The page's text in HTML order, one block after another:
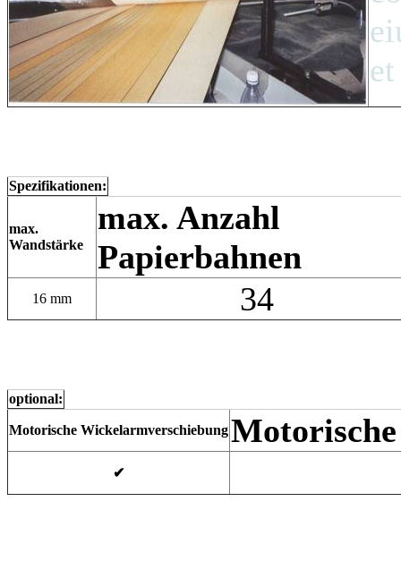
Spezifikationen:
max.
Wandstärke
max. Anzahl
Papierbahnen
16 mm 34
optional:
Motorische Wickelarmverschiebung
✔